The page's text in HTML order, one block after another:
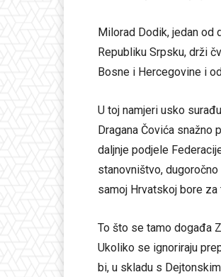
Milorad Dodik, jedan od
Republiku Srpsku, drži
Bosne i Hercegovine i
U toj namjeri usko
Dragana Čovića
daljnje podjele
stanovništvo,
samoj Hrvatskoj bore za
To što se tamo događa
Ukoliko se ignoriraju
bi, u skladu s